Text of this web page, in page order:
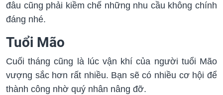
đâu cũng phải kiềm chế những nhu cầu không chính
đáng nhé.
Tuổi Mão
Cuối tháng cũng là lúc vận khí của người tuổi Mão
vượng sắc hơn rất nhiều. Bạn sẽ có nhiều cơ hội để
thành công nhờ quý nhân nâng đỡ.